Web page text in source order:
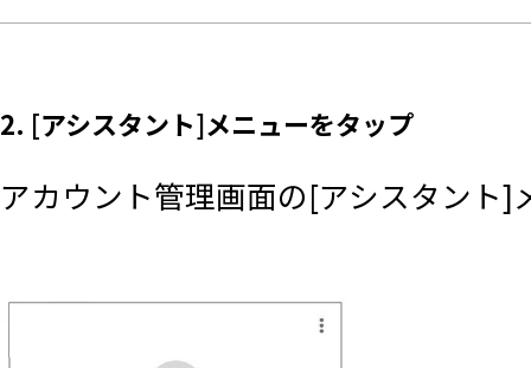
2. [アシスタント]メニューをタップ
アカウント管理画面の[アシスタント]